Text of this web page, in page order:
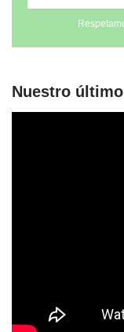
Nuestro